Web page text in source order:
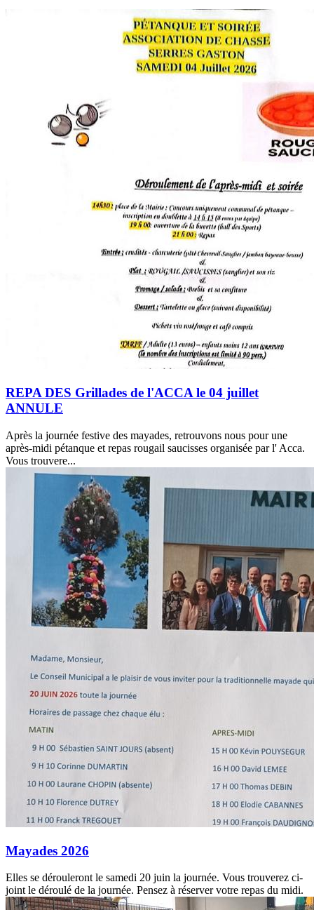
REPA DES Grillades de l'ACCA le 04 juillet
ANNULE
Après la journée festive des mayades, retrouvons nous pour une
après-midi pétanque et repas rougail saucisses organisée par l' Acca.
Vous trouvere...
Mayades 2026
Elles se dérouleront le samedi 20 juin la journée. Vous trouverez ci-
joint le déroulé de la journée. Pensez à réserver votre repas du midi.